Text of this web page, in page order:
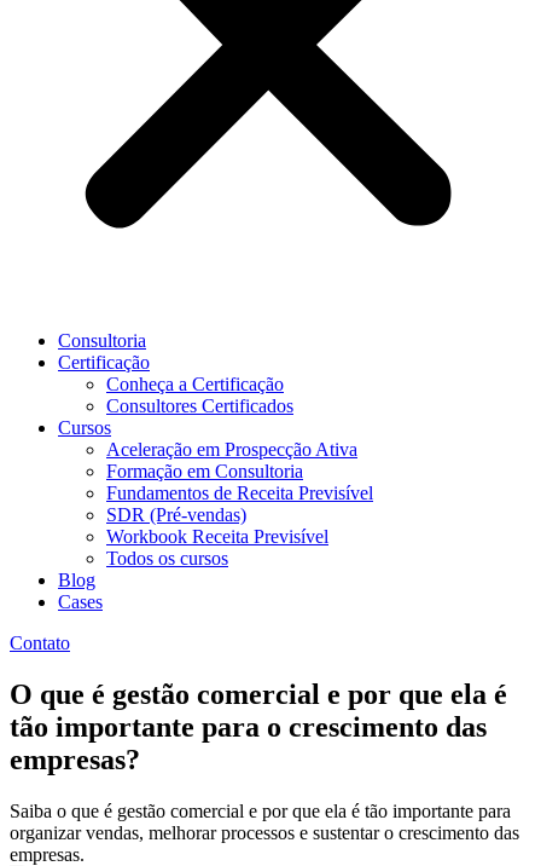
Consultoria
Certificação
Conheça a Certificação
Consultores Certificados
Cursos
Aceleração em Prospecção Ativa
Formação em Consultoria
Fundamentos de Receita Previsível
SDR (Pré-vendas)
Workbook Receita Previsível
Todos os cursos
Blog
Cases
Contato
O que é gestão comercial e por que ela é
tão importante para o crescimento das
empresas?
Saiba o que é gestão comercial e por que ela é tão importante para
organizar vendas, melhorar processos e sustentar o crescimento das
empresas.